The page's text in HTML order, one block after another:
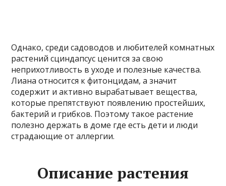
Однако, среди садоводов и любителей комнатных
растений сциндапсус ценится за свою
неприхотливость в уходе и полезные качества.
Лиана относится к фитонцидам, а значит
содержит и активно вырабатывает вещества,
которые препятствуют появлению простейших,
бактерий и грибков. Поэтому такое растение
полезно держать в доме где есть дети и люди
страдающие от аллергии.
Описание растения